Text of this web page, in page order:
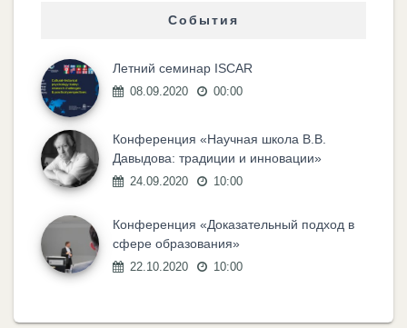
События
Летний семинар ISCAR
08.09.2020 00:00
Конференция «Научная школа В.В.
Давыдова: традиции и инновации»
24.09.2020 10:00
Конференция «Доказательный подход в
сфере образования»
22.10.2020 10:00